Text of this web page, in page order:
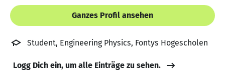
Ganzes Profil ansehen
Student, Engineering Physics, Fontys Hogescholen
Logg Dich ein, um alle Einträge zu sehen.